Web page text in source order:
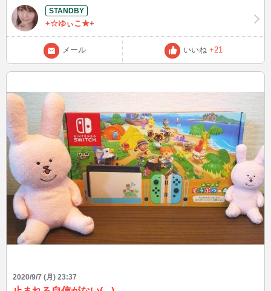
GPSや調理中はこちらの画面が出ます♪ かわいい(*´з`) お家に届くま
で見届けていたのですが、そこでハプニング(T_T) 近くのお店を探す
で郵便番号を入力したのですが 最後まで住所を入力出来ていません
でした・・・。 ヤバイ！ヤバイ！GPSが自分の家とは全く違う場所
付いて貰えない・・・。 どうしようどうしよう( ;∀;)とパニックにな
て届けて下さいました。 ほっ。 配達員さんにお手数をおかけしてし
まい何度も 謝ったのですが、とても良い配達員さんで。 郵便番号で
示していた場所だと50円高い場所になっていたので 損しちゃってま
すよ！と教えて下さいました。 優しい配達員さんに癒されました。
はぁ。。。 UberEatsさんありがとうございます！
+☆ゆぃこ★+
メール いいね +21
2020/9/7 (月) 23:37